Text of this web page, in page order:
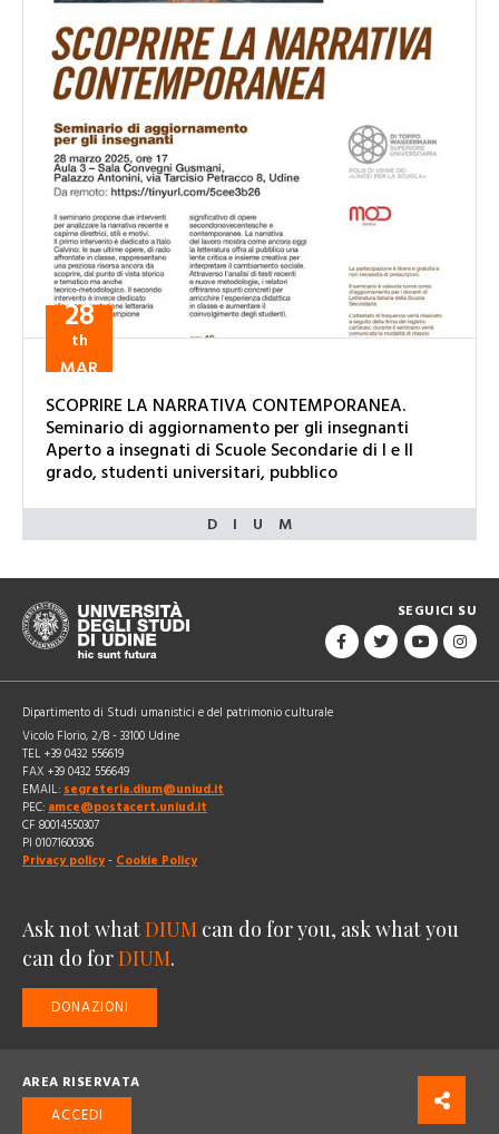
28
th
MAR
SCOPRIRE LA NARRATIVA CONTEMPORANEA.
Seminario di aggiornamento per gli insegnanti
Aperto a insegnati di Scuole Secondarie di I e II
grado, studenti universitari, pubblico
SEGUICI SU
Dipartimento di Studi umanistici e del patrimonio culturale
Vicolo Florio, 2/B - 33100 Udine
TEL +39 0432 556619
FAX +39 0432 556649
EMAIL: segreteria.dium@uniud.it
PEC: amce@postacert.uniud.it
CF 80014550307
PI 01071600306
Privacy policy - Cookie Policy
Ask not whatDIUM can do for you, ask what you
can do forDIUM.
DONAZIONI
AREA RISERVATA
ACCEDI